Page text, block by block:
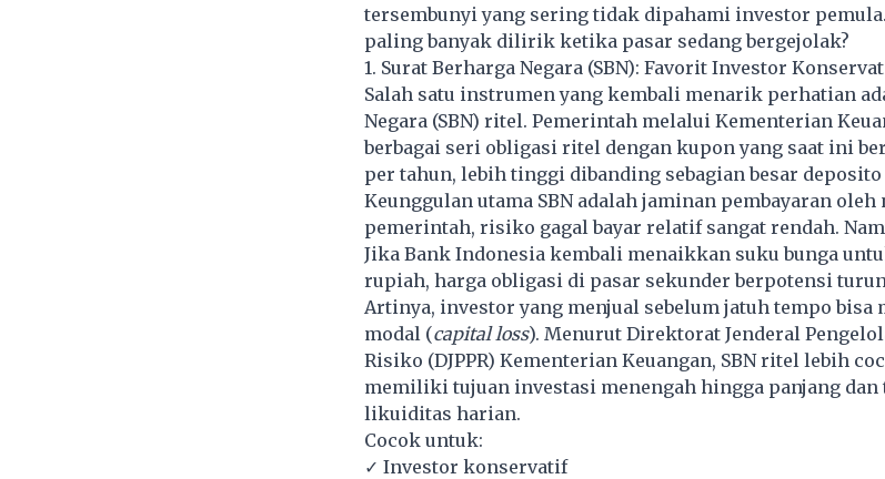
tersembunyi yang sering tidak dipahami investor pemula.
paling banyak dilirik ketika pasar sedang bergejolak?
1. Surat Berharga Negara (SBN): Favorit Investor
Salah satu instrumen yang kembali menarik perhatian
Negara (SBN) ritel. Pemerintah melalui Kementerian
berbagai seri obligasi ritel dengan kupon yang saat ini
per tahun, lebih tinggi dibanding sebagian besar
Keunggulan utama SBN adalah jaminan pembayaran
pemerintah, risiko gagal bayar relatif sangat rendah.
Jika Bank Indonesia kembali menaikkan suku bunga
rupiah, harga obligasi di pasar sekunder berpotensi
Artinya, investor yang menjual sebelum jatuh tempo bisa
modal (capital loss). Menurut Direktorat Jenderal
Risiko (DJPPR) Kementerian Keuangan, SBNritel lebih
memiliki tujuan investasi menengah hingga panjang
likuiditas harian.
Cocok untuk:
✓ Investor konservatif